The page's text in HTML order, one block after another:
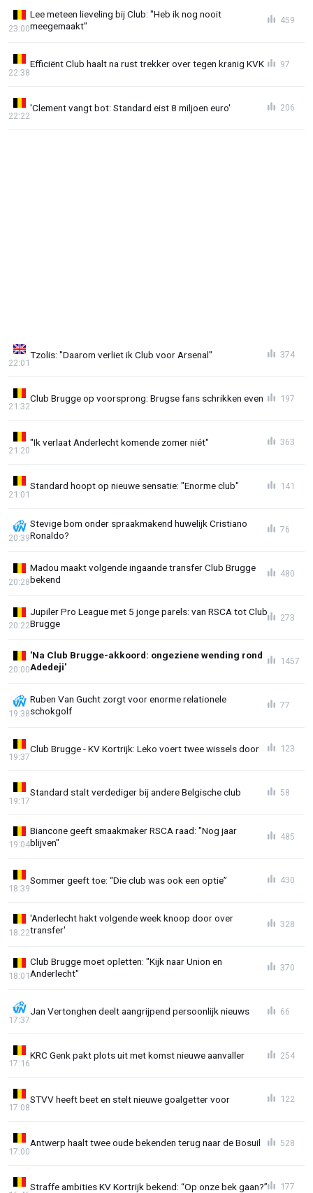
Lee meteen lieveling bij Club: "Heb ik nog nooit
meegemaakt"
23:00
459
Efficiënt Club haalt na rust trekker over tegen kranig KVK
22:38
97
'Clement vangt bot: Standard eist 8 miljoen euro'
22:22
206
Tzolis: "Daarom verliet ik Club voor Arsenal"
22:01
374
Club Brugge op voorsprong: Brugse fans schrikken even
21:32
197
"Ik verlaat Anderlecht komende zomer niét"
21:20
363
Standard hoopt op nieuwe sensatie: "Enorme club"
21:01
141
Stevige bom onder spraakmakend huwelijk Cristiano
Ronaldo?
20:39
76
Madou maakt volgende ingaande transfer Club Brugge
bekend
20:28
480
Jupiler Pro League met 5 jonge parels: van RSCA tot Club
Brugge
20:22
273
'Na Club Brugge-akkoord: ongeziene wending rond
Adedeji'
20:00
1457
Ruben Van Gucht zorgt voor enorme relationele
schokgolf
19:38
77
Club Brugge - KV Kortrijk: Leko voert twee wissels door
19:37
123
Standard stalt verdediger bij andere Belgische club
19:17
58
Biancone geeft smaakmaker RSCA raad: "Nog jaar
blijven"
19:04
485
Sommer geeft toe: “Die club was ook een optie”
18:39
430
'Anderlecht hakt volgende week knoop door over
transfer'
18:22
328
Club Brugge moet opletten: "Kijk naar Union en
Anderlecht"
18:01
370
Jan Vertonghen deelt aangrijpend persoonlijk nieuws
17:37
66
KRC Genk pakt plots uit met komst nieuwe aanvaller
17:16
254
STVV heeft beet en stelt nieuwe goalgetter voor
17:08
122
Antwerp haalt twee oude bekenden terug naar de Bosuil
17:00
528
Straffe ambities KV Kortrijk bekend: “Op onze bek gaan?” 177